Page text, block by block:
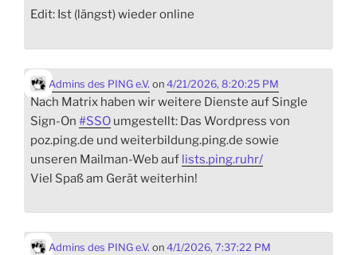
Edit: Ist (längst) wieder online
Admins des PING e.V. on 4/21/2026, 8:20:25 PM
Nach Matrix haben wir weitere Dienste auf Single
Sign-On #SSO umgestellt: Das Wordpress von
poz.ping.de und weiterbildung.ping.de sowie
unseren Mailman-Web auf lists.ping.ruhr/
Viel Spaß am Gerät weiterhin!
Admins des PING e.V. on 4/1/2026, 7:37:22 PM